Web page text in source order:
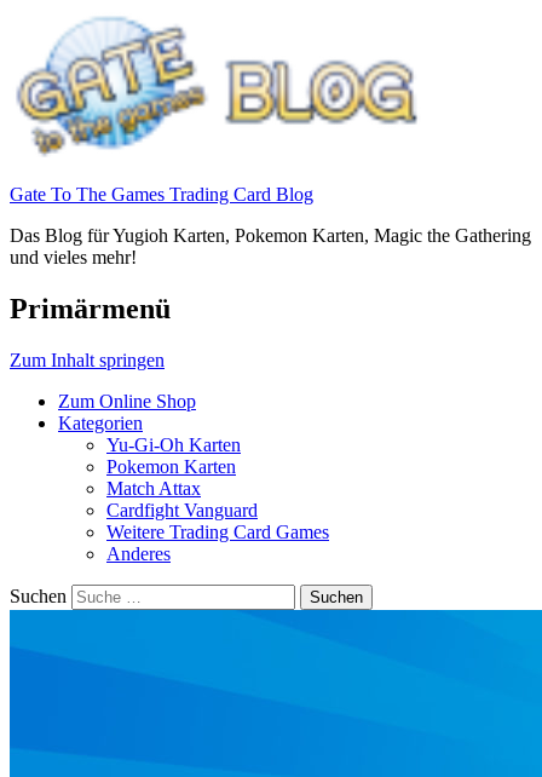
Gate To The Games Trading Card Blog
Das Blog für Yugioh Karten, Pokemon Karten, Magic the Gathering
und vieles mehr!
Primärmenü
Zum Inhalt springen
Zum Online Shop
Kategorien
Yu-Gi-Oh Karten
Pokemon Karten
Match Attax
Cardfight Vanguard
Weitere Trading Card Games
Anderes
Suchen